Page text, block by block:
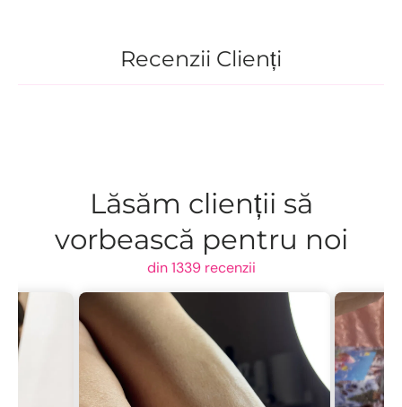
Recenzii Clienți
Lăsăm clienții să
vorbească pentru noi
din 1339 recenzii